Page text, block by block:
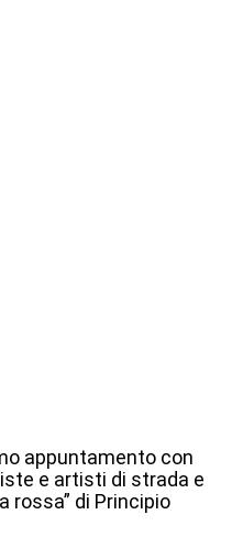
appuntamento con
e artisti di strada e
rossa” di Principio